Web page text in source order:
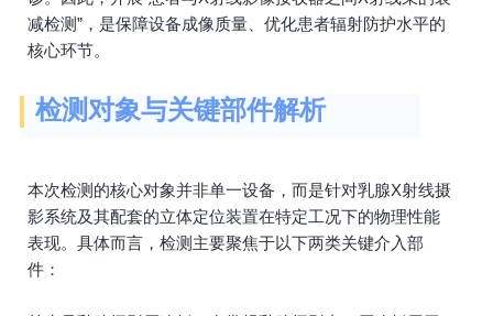
减检测”，是保障设备成像质量、优化患者辐射防护水平的
核心环节。
检测对象与关键部件解析
本次检测的核心对象并非单一设备，而是针对乳腺X射线摄
影系统及其配套的立体定位装置在特定工况下的物理性能
表现。具体而言，检测主要聚焦于以下两类关键介入部
件：